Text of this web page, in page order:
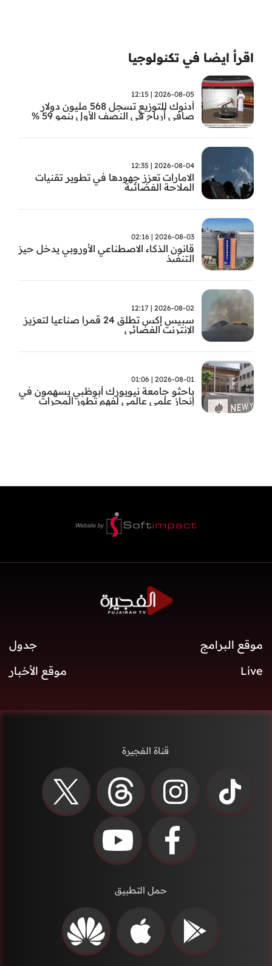
اقرأ ايضا في تكنولوجيا
2026-08-05 | 12:15
أدنوك للتوزيع تسجل 568 مليون دولار
صافي أرباح في النصف الأول بنمو 59 %
2026-08-04 | 12:35
الامارات تعزز جهودها في تطوير تقنيات
الملاحة الفضائية
2026-08-03 | 02:16
قانون الذكاء الاصطناعي الأوروبي يدخل حيز
التنفيذ
2026-08-02 | 12:17
سبيس إكس تطلق 24 قمرا صناعيا لتعزيز
الإنترنت الفضائي
2026-08-01 | 01:06
باحثو جامعة نيويورك أبوظبي يسهمون في
إنجاز علمي عالمي لفهم تطور المجرات
موقع البرامج
جدول
Live
موقع الأخبار
قناة الفجيرة
حمل التطبيق